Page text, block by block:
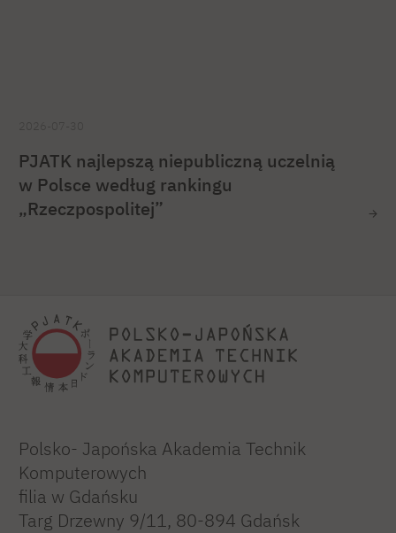
PJATK najlepszą niepubliczną uczelnią
w Polsce według rankingu
„Rzeczpospolitej”
Polsko- Japońska Akademia Technik
Komputerowych
filia w Gdańsku
Targ Drzewny 9/11, 80-894 Gdańsk